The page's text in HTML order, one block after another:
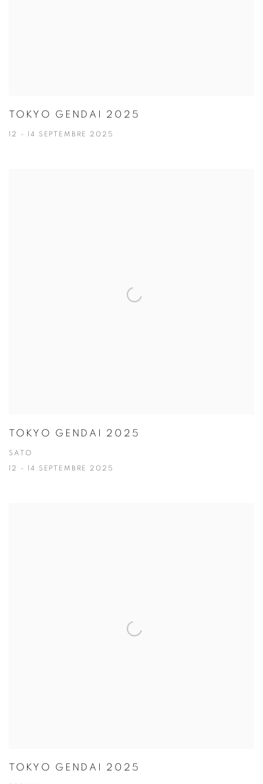
TOKYO GENDAI 2025
12 - 14 SEPTEMBRE 2025
TOKYO GENDAI 2025
SATO
12 - 14 SEPTEMBRE 2025
TOKYO GENDAI 2025